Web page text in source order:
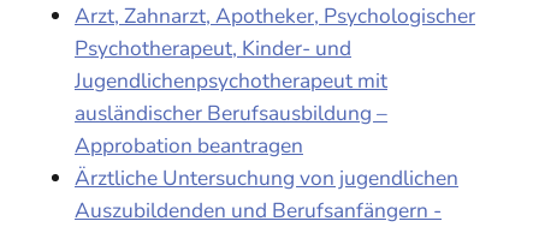
Arzt, Zahnarzt, Apotheker, Psychologischer
Psychotherapeut, Kinder- und
Jugendlichenpsychotherapeut mit
ausländischer Berufsausbildung –
Approbation beantragen
Ärztliche Untersuchung von jugendlichen
Auszubildenden und Berufsanfängern -